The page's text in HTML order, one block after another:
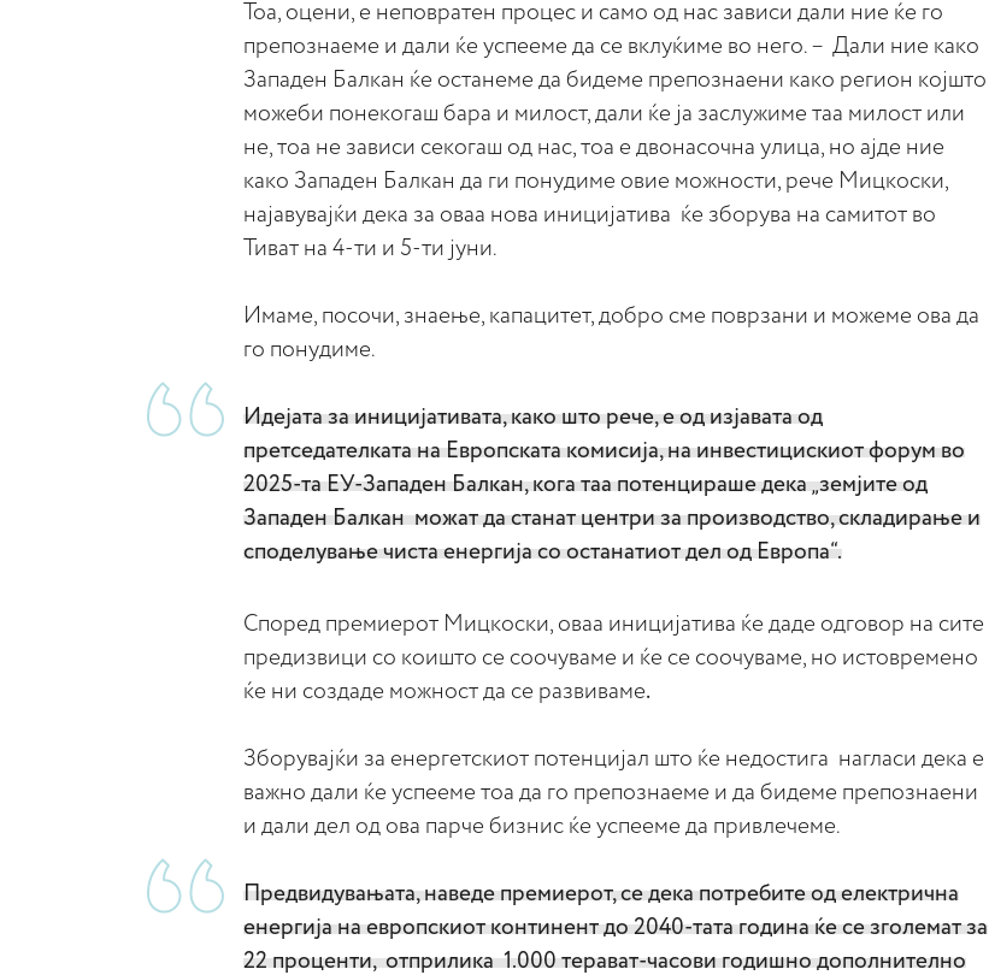
Тоа, оцени, е неповратен процес и само од нас зависи дали ние ќе го
препознаеме и дали ќе успееме да се вклуќиме во него. – Дали ние како
Западен Балкан ќе останеме да бидеме препознаени како регион којшто
можеби понекогаш бара и милост, дали ќе ја заслужиме таа милост или
не, тоа не зависи секогаш од нас, тоа е двонасочна улица, но ајде ние
како Западен Балкан да ги понудиме овие можности, рече Мицкоски,
најавувајќи дека за оваа нова иницијатива ќе зборува на самитот во
Тиват на 4-ти и 5-ти јуни.
Имаме, посочи, знаење, капацитет, добро сме поврзани и можеме ова да
го понудиме.
Идејата за иницијативата, како што рече, е од изјавата од
претседателката на Европската комисија, на инвестицискиот форум во
2025-та ЕУ-Западен Балкан, кога таа потенцираше дека „земјите од
Западен Балкан можат да станат центри за производство, складирање и
споделување чиста енергија со останатиот дел од Европа“.
Според премиерот Мицкоски, оваа иницијатива ќе даде одговор на сите
предизвици со коишто се соочуваме и ќе се соочуваме, но истовремено
ќе ни создаде можност да се развиваме.
Зборувајќи за енергетскиот потенцијал што ќе недостига нагласи дека е
важно дали ќе успееме тоа да го препознаеме и да бидеме препознаени
и дали дел од ова парче бизнис ќе успееме да привлечеме.
Предвидувањата, наведе премиерот, се дека потребите од електрична
енергија на европскиот континент до 2040-тата година ќе се зголемат за
22 проценти, отприлика 1.000 терават-часови годишно дополнително